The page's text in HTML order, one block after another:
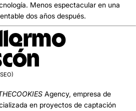
Menos espectacular en una
dos años después.
Agency, empresa de
en proyectos de captación